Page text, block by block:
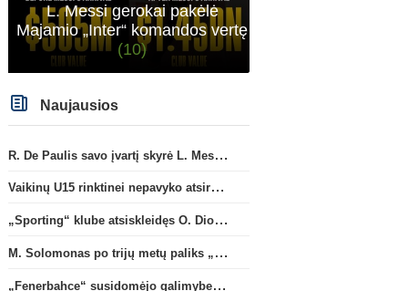
L. Messi gerokai pakėlė
Majamio „Inter“ komandos vertę
(10)
Naujausios
R. De Paulis savo įvartį skyrė L. Messi mirusiam tėčiui Jorge
Vaikinų U15 rinktinei nepavyko atsirevanšuoti estams
„Sporting“ klube atsiskleidęs O. Diomande papildys „Nottingham“ gretas
M. Solomonas po trijų metų paliks „Tottenham“ ir papildys „West Ham“ klubą
„Fenerbahce“ susidomėjo galimybe įsigyti R. Lukaku